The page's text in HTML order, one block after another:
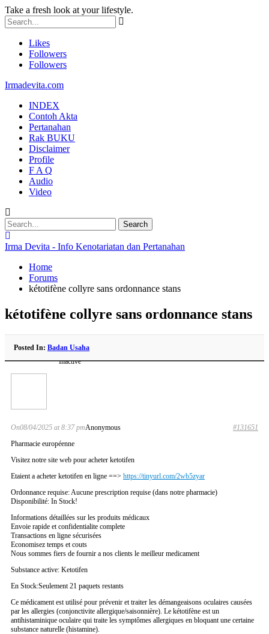
Take a fresh look at your lifestyle.
Likes
Followers
Followers
Irmadevita.com
INDEX
Contoh Akta
Pertanahan
Rak BUKU
Disclaimer
Profile
F A Q
Audio
Video
Irma Devita - Info Kenotariatan dan Pertanahan
Home
Forums
kétotifène collyre sans ordonnance stans
kétotifène collyre sans ordonnance stans
Posted In: Badan Usaha
Inactive
Anonymous
On08/04/2025 at 8:37 pm
#131651
Pharmacie européenne
Visitez notre site web pour acheter ketotifen
Etaient a acheter ketotifen en ligne ==> https://tinyurl.com/2wb5zyar
Ordonnance requise: Aucune prescription requise (dans notre pharmacie)
Disponibilité: In Stock!
Informations détaillées sur les produits médicaux
Envoie rapide et confidentialite complete
Transactions en ligne sécurisées
Economisez temps et couts
Nous sommes fiers de fournir a nos clients le meilleur medicament
Substance active: Ketotifen
En Stock:Seulement 21 paquets restants
Ce médicament est utilisé pour prévenir et traiter les démangeaisons oculaires causées
par les allergies (conjonctivite allergique/saisonnière). Le kétotifène est un
antihistaminique oculaire qui traite les symptômes allergiques en bloquant une certaine
substance naturelle (histamine).